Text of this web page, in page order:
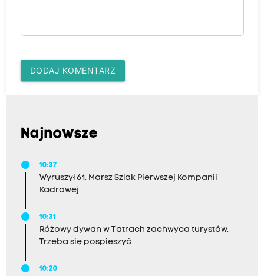
DODAJ KOMENTARZ
Najnowsze
10:37
Wyruszył 61. Marsz Szlak Pierwszej Kompanii
Kadrowej
10:31
Różowy dywan w Tatrach zachwyca turystów.
Trzeba się pospieszyć
10:20